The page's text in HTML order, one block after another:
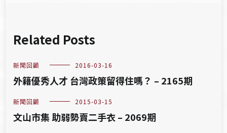
Related Posts
新聞回顧 2016-03-16
外籍優秀人才 台灣政策留得住嗎？ – 2165期
新聞回顧 2015-03-15
文山市集 助弱勢賣二手衣 – 2069期